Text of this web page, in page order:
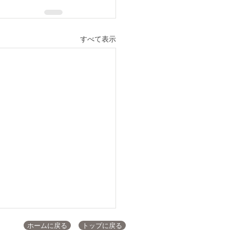
すべて表示
報【本選】小2の部
ホームに戻る トップに戻る